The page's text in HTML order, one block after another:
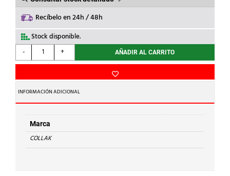
Recíbelo en 24h / 48h
Stock disponible.
-
COLLAK
-
TAMICES
9x50
(10u)
cantidad
+ AÑADIR AL CARRITO
INFORMACIÓN ADICIONAL
Marca
COLLAK